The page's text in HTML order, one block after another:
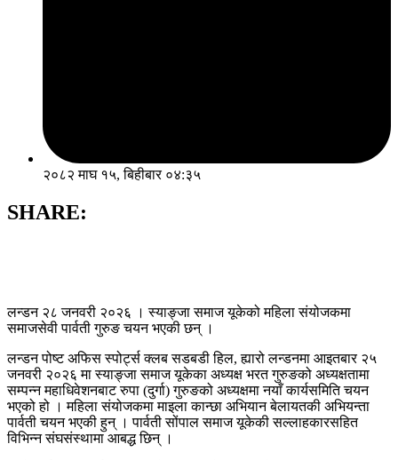
२०८२ माघ १५, बिहीबार ०४:३५
SHARE:
लन्डन २८ जनवरी २०२६ । स्याङ्जा समाज यूकेको महिला संयोजकमा
समाजसेवी पार्वती गुरुङ चयन भएकी छन् ।
लन्डन पोष्ट अफिस स्पोर्ट्स क्लब सडबडी हिल, ह्यारो लन्डनमा आइतबार २५
जनवरी २०२६ मा स्याङ्जा समाज यूकेका अध्यक्ष भरत गुरुङको अध्यक्षतामा
सम्पन्न महाधिवेशनबाट रुपा (दुर्गा) गुरुङको अध्यक्षमा नयाँ कार्यसमिति चयन
भएको हो । महिला संयोजकमा माइला कान्छा अभियान बेलायतकी अभियन्ता
पार्वती चयन भएकी हुन् । पार्वती सोंपाल समाज यूकेकी सल्लाहकारसहित
विभिन्न संघसंस्थामा आबद्ध छिन् ।